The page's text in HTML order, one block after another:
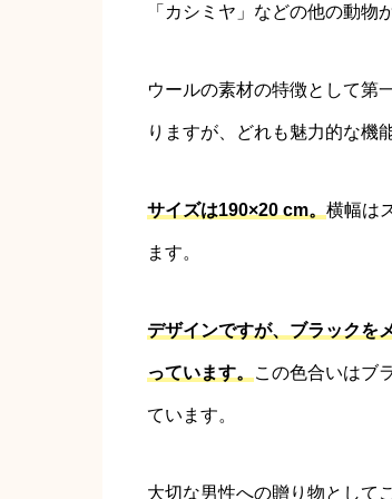
「カシミヤ」などの他の動物
ウールの素材の特徴として第
りますが、どれも魅力的な機
サイズは190×20 cm。 横幅は
ます。
デザインですが、ブラックを
っています。 この色合いはブ
ています。
大切な男性への贈り物として